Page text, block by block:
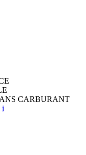
CARBURANT
i